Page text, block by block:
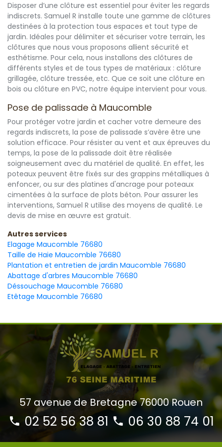
Disposer d’une clôture est essentiel pour éviter les regards
indiscrets. Samuel R installe toute une gamme de clôtures
destinées à la protection tous espaces et tout type de
jardin. Idéales pour délimiter et sécuriser votre terrain, les
clôtures que nous vous proposons allient sécurité et
esthétisme. Pour cela, nous installons des clôtures de
différents styles et de tous types de matériaux : clôture
grillagée, clôture tressée, etc. Que ce soit une clôture en
bois ou clôture en PVC, notre équipe intervient pour vous.
Pose de palissade à Maucomble
Pour protéger votre jardin et cacher votre demeure des
regards indiscrets, la pose de palissade s’avère être une
solution efficace. Pour résister au vent et aux épreuves du
temps, la pose de la palissade doit être réalisée
soigneusement avec du matériel de qualité. En effet, les
poteaux peuvent être fixés sur des grappins métalliques à
enfoncer, ou sur des platines d'ancrage pour poteaux
cimentées à la surface de plots béton. Pour assurer les
interventions, Samuel R utilise des moyens de qualité. Le
devis de mise en œuvre est gratuit.
Autres services
Elagage Maucomble 76680
Taille de Haie Maucomble 76680
Plantation et entretien de jardin Maucomble 76680
Abattage d'arbres Maucomble 76680
Déssouchage Maucomble 76680
Etêtage Maucomble 76680
57 avenue de Bretagne 76000 Rouen
02 52 56 38 81 06 30 88 74 01